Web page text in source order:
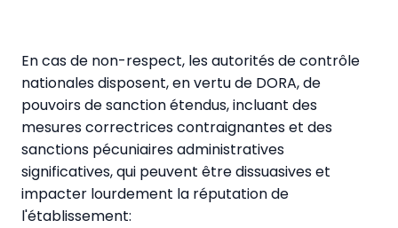
En cas de non-respect, les autorités de contrôle
nationales disposent, en vertu de DORA, de
pouvoirs de sanction étendus, incluant des
mesures correctrices contraignantes et des
sanctions pécuniaires administratives
significatives, qui peuvent être dissuasives et
impacter lourdement la réputation de
l'établissement: